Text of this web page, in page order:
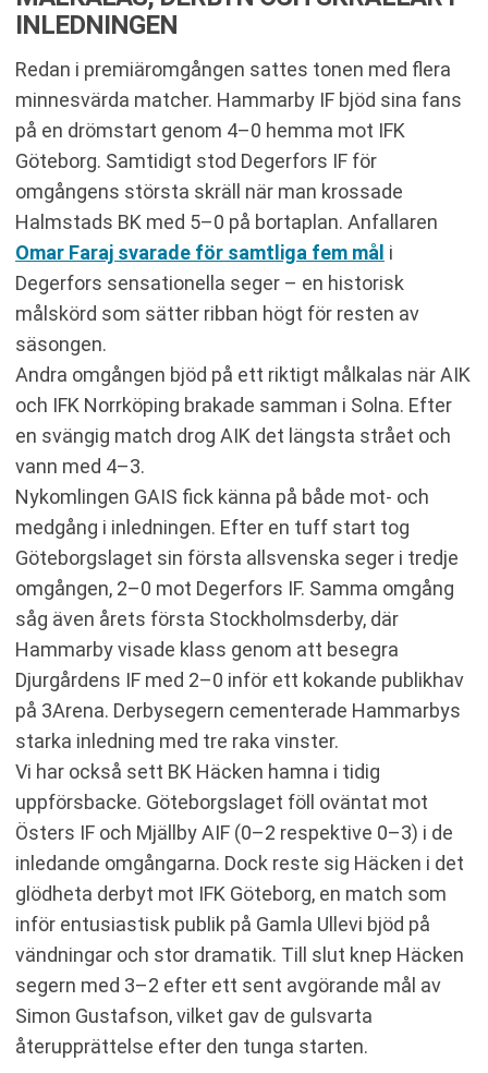
INLEDNINGEN
Redan i premiäromgången sattes tonen med flera
minnesvärda matcher. Hammarby IF bjöd sina fans
på en drömstart genom 4–0 hemma mot IFK
Göteborg. Samtidigt stod Degerfors IF för
omgångens största skräll när man krossade
Halmstads BK med 5–0 på bortaplan. Anfallaren
Omar Faraj svarade för samtliga fem mål i
Degerfors sensationella seger – en historisk
målskörd som sätter ribban högt för resten av
säsongen.
Andra omgången bjöd på ett riktigt målkalas när AIK
och IFK Norrköping brakade samman i Solna. Efter
en svängig match drog AIK det längsta strået och
vann med 4–3.
Nykomlingen GAIS fick känna på både mot- och
medgång i inledningen. Efter en tuff start tog
Göteborgslaget sin första allsvenska seger i tredje
omgången, 2–0 mot Degerfors IF. Samma omgång
såg även årets första Stockholmsderby, där
Hammarby visade klass genom att besegra
Djurgårdens IF med 2–0 inför ett kokande publikhav
på 3Arena. Derbysegern cementerade Hammarbys
starka inledning med tre raka vinster.
Vi har också sett BK Häcken hamna i tidig
uppförsbacke. Göteborgslaget föll oväntat mot
Östers IF och Mjällby AIF (0–2 respektive 0–3) i de
inledande omgångarna​. Dock reste sig Häcken i det
glödheta derbyt mot IFK Göteborg, en match som
inför entusiastisk publik på Gamla Ullevi bjöd på
vändningar och stor dramatik​. Till slut knep Häcken
segern med 3–2 efter ett sent avgörande mål av
Simon Gustafson, vilket gav de gulsvarta
återupprättelse efter den tunga starten.